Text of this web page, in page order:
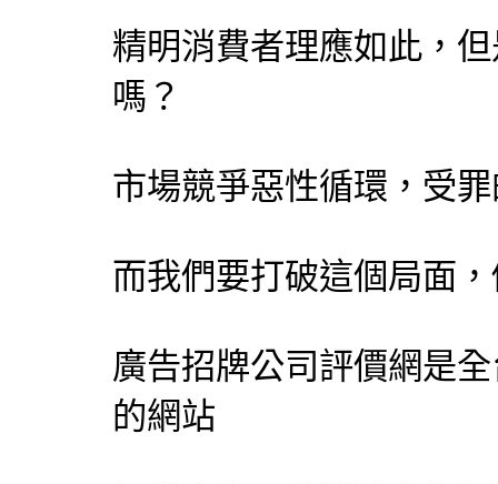
精明消費者理應如此，
嗎？
市場競爭惡性循環，受
而我們要打破這個局面
廣告招牌公司評價網是
的網站